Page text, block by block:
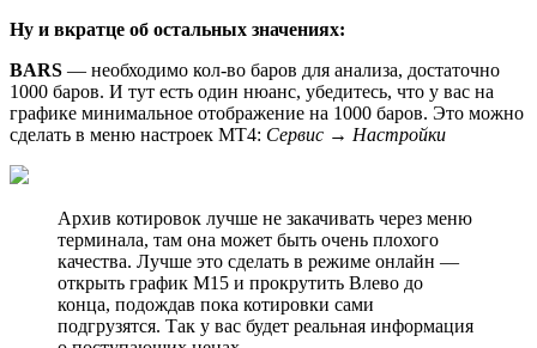
Ну и вкратце об остальных значениях:
BARS — необходимо кол-во баров для анализа, достаточно
1000 баров. И тут есть один нюанс, убедитесь, что у вас на
графике минимальное отображение на 1000 баров. Это можно
сделать в меню настроек МТ4: Сервис → Настройки
Архив котировок лучше не закачивать через меню
терминала, там она может быть очень плохого
качества. Лучше это сделать в режиме онлайн —
открыть график M15 и прокрутить Влево до
конца, подождав пока котировки сами
подгрузятся. Так у вас будет реальная информация